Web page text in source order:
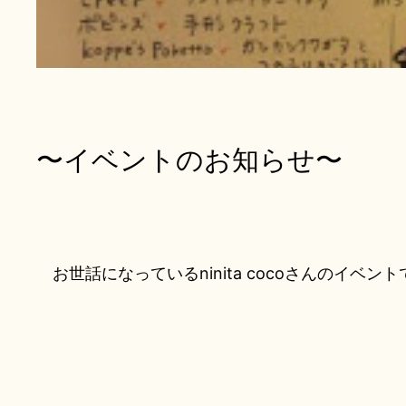
〜イベントのお知らせ〜
お世話になっているninita cocoさんのイベント